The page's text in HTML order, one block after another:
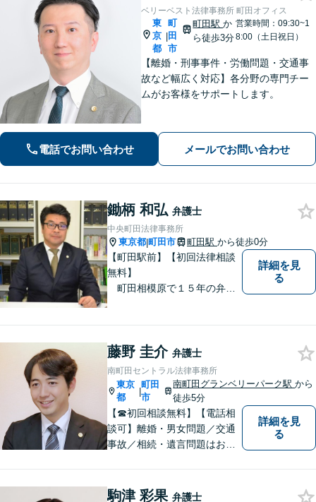
ベリーベスト法律事務所 町田オフィス
東
京
都
|
町
田
市
町田駅か
ら徒歩3分
営業時間：09:30~1
8:00（土日祝日）
【離婚・刑事事件・労働問題・交通事
故など幅広く対応】各分野の専門チー
ムがお客様をサポートします。
電話でお問い合わせ メールでお問い合わせ
鋤柄 和弘 弁護士
中央町田法律事務所
東京都|町田市 町田駅 から徒歩0分
【町田駅前】【初回法律相談
無料】
町田相模原で１５年の弁護
判所より司法委員（裁判官に
協力して事件解決を図る補佐
職）に選任されております。
詳細を見
る
藤野 圭介 弁護士
南町田セントラル法律事務所
東京
都
|
町田
市
南町田グランベリーパーク駅から
徒歩5分
【☎︎初回相談無料】【電話相
談可】離婚・男女問題／交通
事故／相続・遺言問題はお任
し、依頼者様にとって最適な
詳細を見
る
駒津 彩果 弁護士